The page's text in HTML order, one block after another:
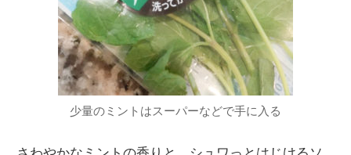
少量のミントはスーパーなどで手に入る